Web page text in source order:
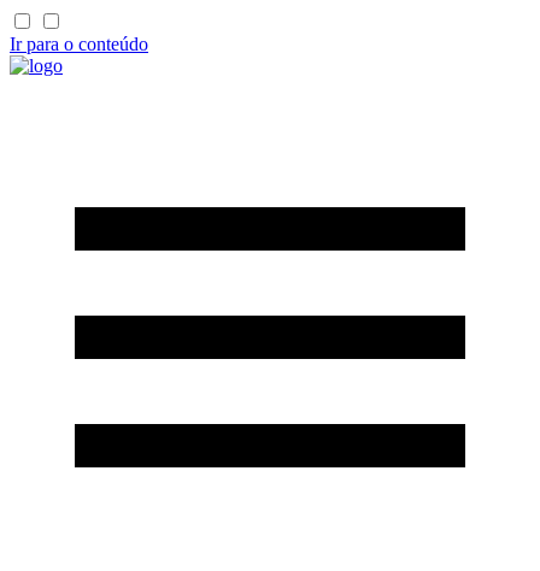
Ir para o conteúdo